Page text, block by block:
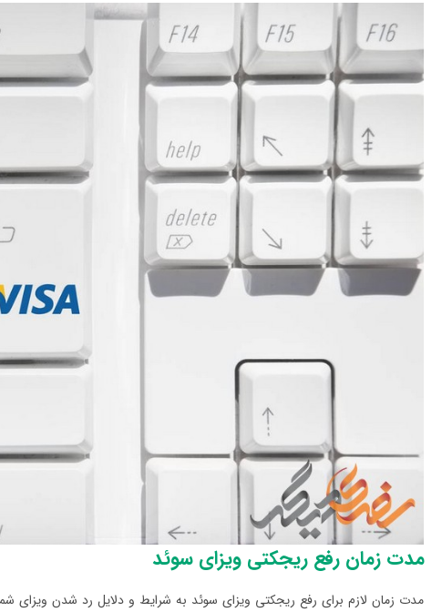
مدت زمان رفع ریجکتی ویزای سوئد
مدت زمان لازم برای رفع ریجکتی ویزای سوئد به شرایط و دلایل رد شدن ویزای